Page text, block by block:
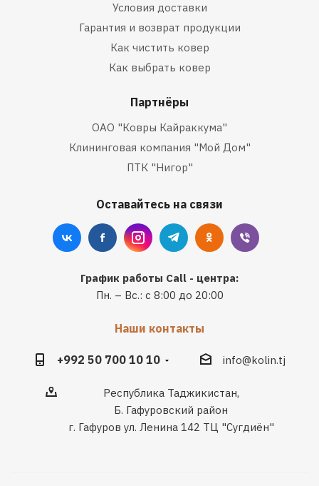
Условия доставки
Гарантия и возврат продукции
Как чистить ковер
Как выбрать ковер
Партнёры
ОАО "Ковры Кайраккума"
Клининговая компания "Мой Дом"
ПТК "Нигор"
Оставайтесь на связи
График работы Call - центра:
Пн. – Вс.: с 8:00 до 20:00
Наши контакты
+992 50 700 10 10 info@kolin.tj
Республика Таджикистан,
Б. Гафуровский район
г. Гафуров ул. Ленина 142 ТЦ "Сугдиён"